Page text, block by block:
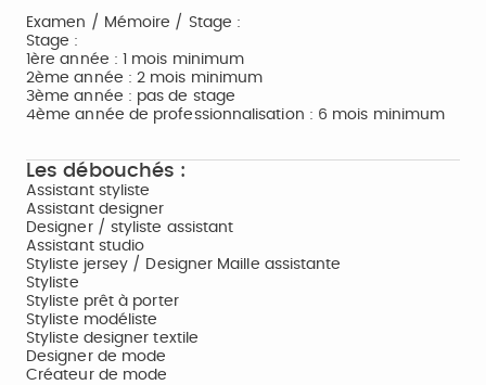
Examen / Mémoire / Stage :
Stage :
1ère année : 1 mois minimum
2ème année : 2 mois minimum
3ème année : pas de stage
4ème année de professionnalisation : 6 mois minimum
Les débouchés :
Assistant styliste
Assistant designer
Designer / styliste assistant
Assistant studio
Styliste jersey / Designer Maille assistante
Styliste
Styliste prêt à porter
Styliste modéliste
Styliste designer textile
Designer de mode
Créateur de mode